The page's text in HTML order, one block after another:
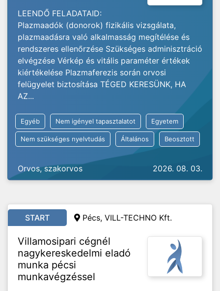
LEENDŐ FELADATAID:
Plazmaadók (donorok) fizikális vizsgálata,
plazmaadásra való alkalmasság megítélése és
rendszeres ellenőrzése Szükséges adminisztráció
elvégzése Vérkép és vitális paraméter értékek
kiértékelése Plazmaferezis során orvosi
felügyelet biztosítása TÉGED KERESÜNK, HA
AZ...
Egyéb Nem igényel tapasztalatot Egyetem
Nem szükséges nyelvtudás Általános Beosztott
Orvos, szakorvos 2026. 08. 03.
START Pécs, VILL-TECHNO Kft.
Villamosipari cégnél
nagykereskedelmi eladó
munka pécsi
munkavégzéssel